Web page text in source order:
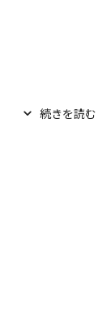
続きを読む